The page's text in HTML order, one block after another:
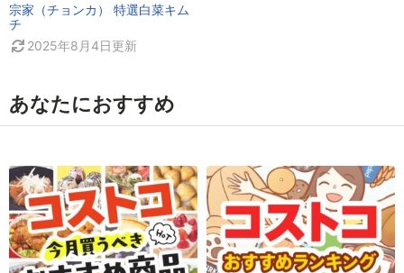
宗家（チョンカ） 特選白菜キム
チ
2025年8月4日更新
あなたにおすすめ